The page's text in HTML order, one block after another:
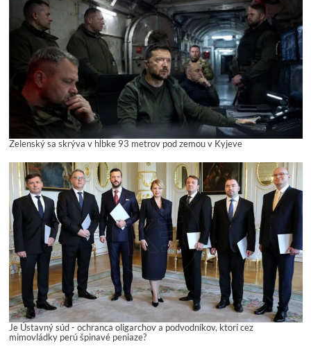
Zelenský sa skrýva v hĺbke 93 metrov pod zemou v Kyjeve
Je Ústavný súd - ochranca oligarchov a podvodníkov, ktorí cez
mimovládky perú špinavé peniaze?